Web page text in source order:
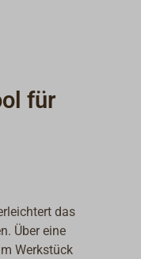
für
das
Über eine
Werkstück